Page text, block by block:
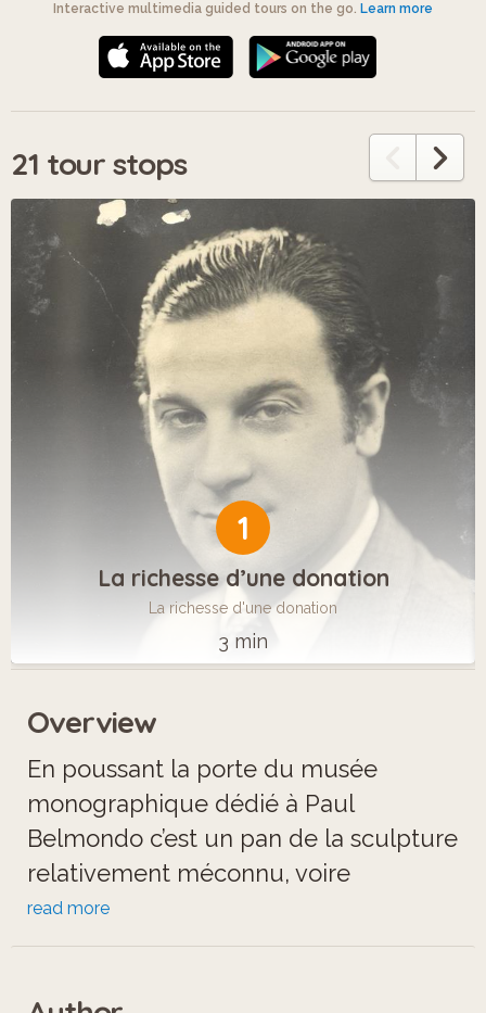
Interactive multimedia guided tours on the go. Learn more
21 tour stops
1
La richesse d’une donation
La richesse d'une donation
3 min
Overview
En poussant la porte du musée
monographique dédié à Paul
Belmondo c’est un pan de la sculpture
relativement méconnu, voire
déprécié, de l’entre-deux-guerres, que
vous vous apprêtez à rencontrer. Mais
read more